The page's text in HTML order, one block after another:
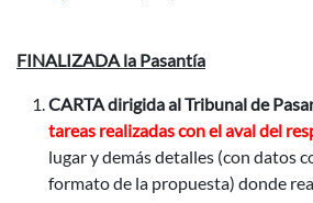
FINALIZADA la Pasantía
CARTA dirigida al Tribunal de
tareas realizadas con el aval del
lugar y demás detalles (con datos
formato de la propuesta) donde